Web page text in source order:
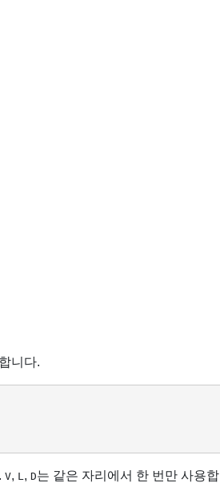
니다.
V, L ,D는 같은 자리에서 한 번만 사용